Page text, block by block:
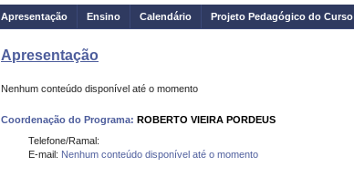
Apresentação Ensino Calendário Projeto Pedagógico do Curso
Apresentação
Nenhum conteúdo disponível até o momento
Coordenação do Programa: ROBERTO VIEIRA PORDEUS
Telefone/Ramal:
E-mail: Nenhum conteúdo disponível até o momento